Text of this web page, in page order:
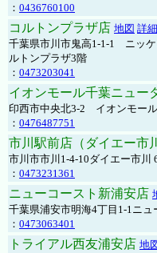
： 0436760100
コルトンプラザ店 地図 詳細
千葉県市川市鬼高1-1-1 ニッ
ルトンプラザ3階
： 0473203041
イオンモール千葉ニュー
印西市中央北3-2 イオンモー
： 0476487751
市川駅前店（ダイエー市
市川市市川1-4-10ダイエー市川
： 0473231361
ニューコースト新浦安店
千葉県浦安市明海4丁目1-1ニ
： 0473063401
トライアル西友浦安店 地